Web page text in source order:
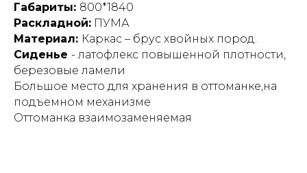
Габариты: 800*1840
Раскладной: ПУМА
Материал: Каркас – брус хвойных пород.
Сиденье - латофлекс повышенной плотности,
березовые ламели
Большое место для хранения в оттоманке,на
подъемном механизме
Оттоманка взаимозаменяемая